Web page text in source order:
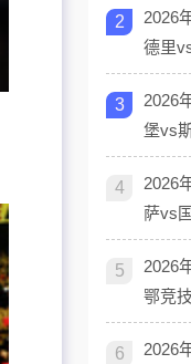
2
2026
德里
3
2026
堡vs
4
2026
萨vs
5
2026
鄂竞
6
2026